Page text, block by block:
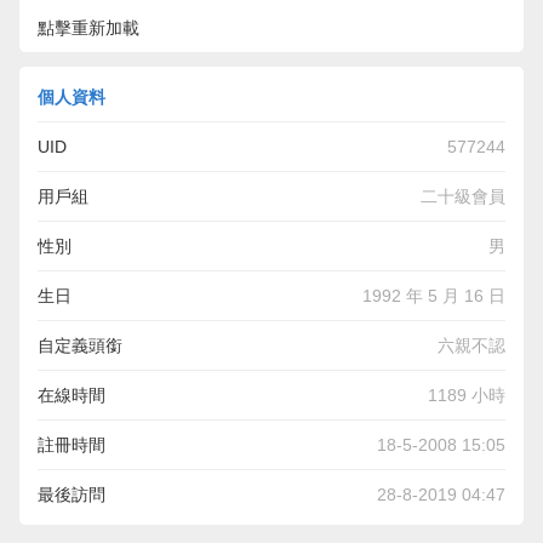
點擊重新加載
個人資料
UID 577244
用戶組 二十級會員
性別 男
生日 1992 年 5 月 16 日
自定義頭銜 六親不認
在線時間 1189 小時
註冊時間 18-5-2008 15:05
最後訪問 28-8-2019 04:47